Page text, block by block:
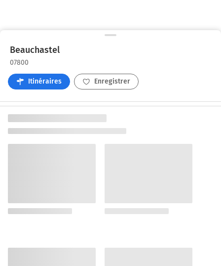
Beauchastel
07800
Itinéraires Enregistrer